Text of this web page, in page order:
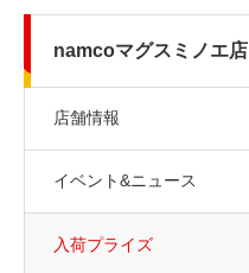
namcoマグスミノエ店
店舗情報
イベント&ニュース
入荷プライズ